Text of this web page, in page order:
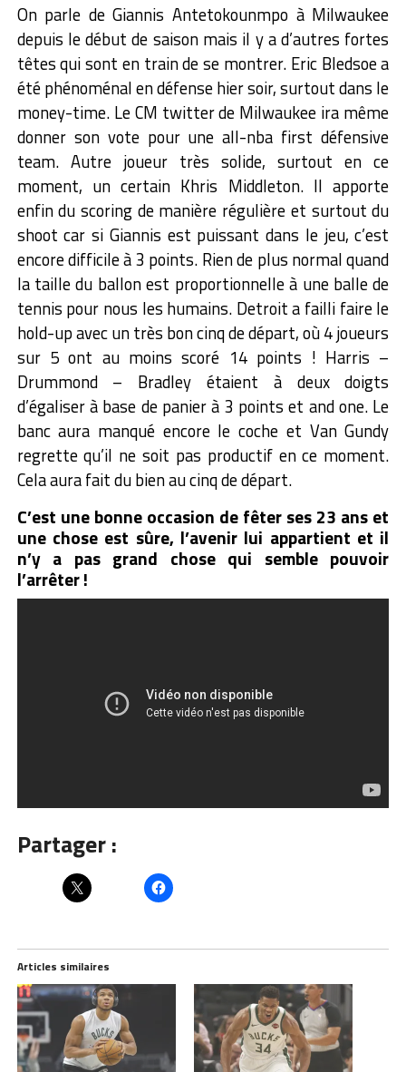
On parle de Giannis Antetokounmpo à Milwaukee
depuis le début de saison mais il y a d’autres fortes
têtes qui sont en train de se montrer. Eric Bledsoe a
été phénoménal en défense hier soir, surtout dans le
money-time. Le CM twitter de Milwaukee ira même
donner son vote pour une all-nba first défensive
team. Autre joueur très solide, surtout en ce
moment, un certain Khris Middleton. Il apporte
enfin du scoring de manière régulière et surtout du
shoot car si Giannis est puissant dans le jeu, c’est
encore difficile à 3 points. Rien de plus normal quand
la taille du ballon est proportionnelle à une balle de
tennis pour nous les humains. Detroit a failli faire le
hold-up avec un très bon cinq de départ, où 4 joueurs
sur 5 ont au moins scoré 14 points ! Harris –
Drummond – Bradley étaient à deux doigts
d’égaliser à base de panier à 3 points et and one. Le
banc aura manqué encore le coche et Van Gundy
regrette qu’il ne soit pas productif en ce moment.
Cela aura fait du bien au cinq de départ.
C’est une bonne occasion de fêter ses 23 ans et
une chose est sûre, l’avenir lui appartient et il
n’y a pas grand chose qui semble pouvoir
l’arrêter !
Partager :
Articles similaires